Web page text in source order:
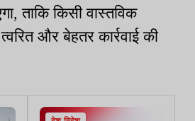
ताकि किसी वास्तविक
और बेहतर कार्रवाई की